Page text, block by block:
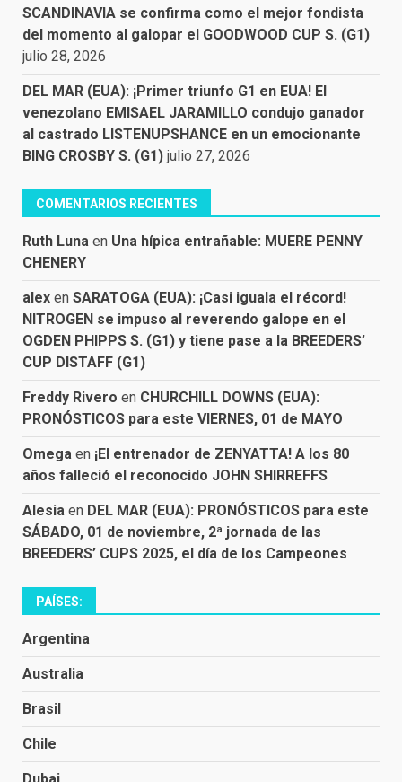
SCANDINAVIA se confirma como el mejor fondista
del momento al galopar el GOODWOOD CUP S. (G1)
julio 28, 2026
DEL MAR (EUA): ¡Primer triunfo G1 en EUA! El
venezolano EMISAEL JARAMILLO condujo ganador
al castrado LISTENUPSHANCE en un emocionante
BING CROSBY S. (G1) julio 27, 2026
COMENTARIOS RECIENTES
Ruth Luna en Una hípica entrañable: MUERE PENNY
CHENERY
alex en SARATOGA (EUA): ¡Casi iguala el récord!
NITROGEN se impuso al reverendo galope en el
OGDEN PHIPPS S. (G1) y tiene pase a la BREEDERS’
CUP DISTAFF (G1)
Freddy Rivero en CHURCHILL DOWNS (EUA):
PRONÓSTICOS para este VIERNES, 01 de MAYO
Omega en ¡El entrenador de ZENYATTA! A los 80
años falleció el reconocido JOHN SHIRREFFS
Alesia en DEL MAR (EUA): PRONÓSTICOS para este
SÁBADO, 01 de noviembre, 2ª jornada de las
BREEDERS’ CUPS 2025, el día de los Campeones
PAÍSES:
Argentina
Australia
Brasil
Chile